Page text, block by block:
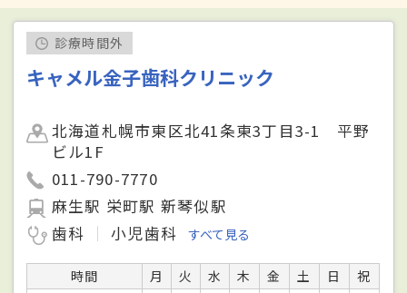
診療時間外
キャメル金子歯科クリニック
北海道札幌市東区北41条東3丁目3-1 平野
ビル1F
011-790-7770
麻生駅 栄町駅 新琴似駅
歯科
小児歯科 すべて見る
時間 月 火 水 木 金 土 日
祝